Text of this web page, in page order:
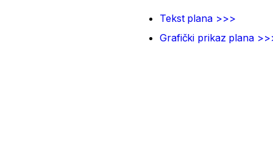
Tekst plana >>>
Grafički prikaz plana